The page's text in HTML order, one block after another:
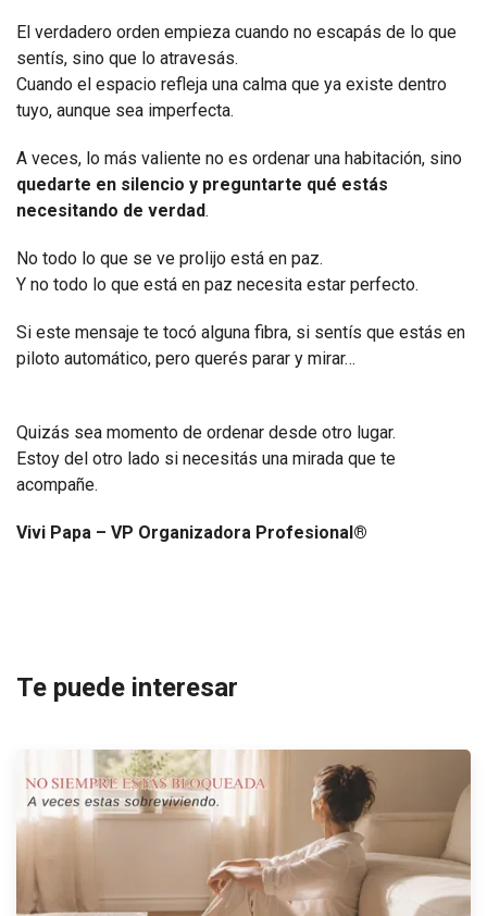
El verdadero orden empieza cuando no escapás de lo que
sentís, sino que lo atravesás.
Cuando el espacio refleja una calma que ya existe dentro
tuyo, aunque sea imperfecta.
A veces, lo más valiente no es ordenar una habitación, sino
quedarte en silencio y preguntarte qué estás
necesitando de verdad.
No todo lo que se ve prolijo está en paz.
Y no todo lo que está en paz necesita estar perfecto.
Si este mensaje te tocó alguna fibra, si sentís que estás en
piloto automático, pero querés parar y mirar…
Quizás sea momento de ordenar desde otro lugar.
Estoy del otro lado si necesitás una mirada que te
acompañe.
Vivi Papa – VP Organizadora Profesional®
Te puede interesar